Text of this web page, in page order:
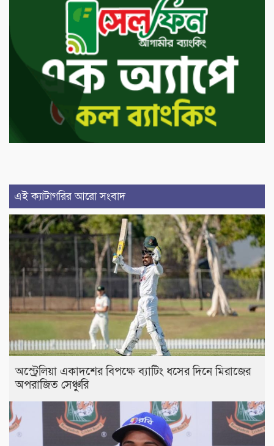
এই ক্যাটাগরির আরো সংবাদ
অস্ট্রেলিয়া একাদশের বিপক্ষে ব্যাটিং ধসের দিনে মিরাজের
অপরাজিত সেঞ্চুরি